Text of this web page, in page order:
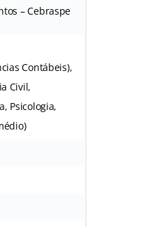
– Cebraspe
Contábeis),
Civil,
Psicologia,